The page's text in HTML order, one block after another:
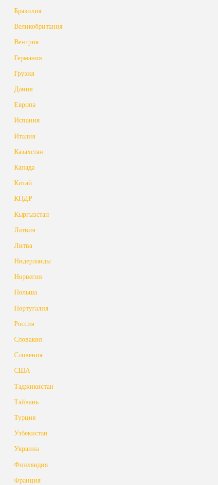
Бразилия
Великобритания
Венгрия
Германия
Грузия
Дания
Европа
Испания
Италия
Казахстан
Канада
Китай
КНДР
Кыргызстан
Латвия
Литва
Нидерланды
Норвегия
Польша
Португалия
Россия
Словакия
Словения
США
Таджикистан
Тайвань
Турция
Узбекистан
Украина
Финляндия
Франция